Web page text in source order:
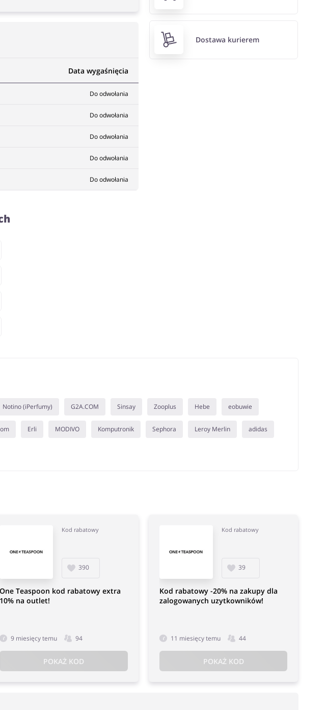
Data wygaśnięcia
Do odwołania
Do odwołania
Do odwołania
Do odwołania
Do odwołania
Dostawa kurierem
Notino (iPerfumy) G2A.COM Sinsay Zooplus Hebe eobuwie
Erli MODIVO Komputronik Sephora Leroy Merlin adidas
Kod rabatowy
390
One Teaspoon kod rabatowy extra
10% na outlet!
9 miesięcy temu 94
POKAŻ KOD
Kod rabatowy
39
Kod rabatowy -20% na zakupy dla
zalogowanych uzytkowników!
11 miesięcy temu 44
POKAŻ KOD